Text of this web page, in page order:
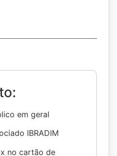
em geral
IBRADIM
no cartão de